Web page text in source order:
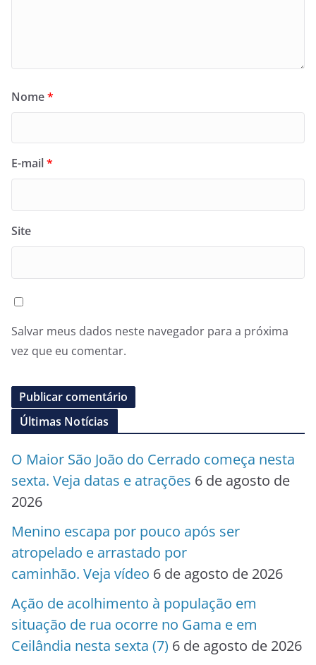
Nome*
E-mail*
Site
Salvar meus dados neste navegador para a próxima
vez que eu comentar.
Últimas Notícias
O Maior São João do Cerrado começa nesta
sexta. Veja datas e atrações 6 de agosto de
2026
Menino escapa por pouco após ser
atropelado e arrastado por
caminhão. Veja vídeo 6 de agosto de 2026
Ação de acolhimento à população em
situação de rua ocorre no Gama e em
Ceilândia nesta sexta (7) 6 de agosto de 2026